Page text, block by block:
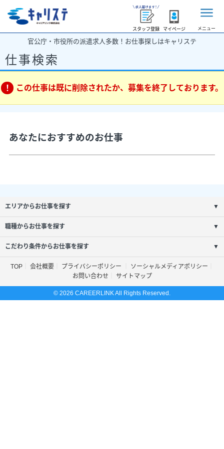
スタッフ登録 マイページ メニュー
官公庁・市役所の派遣求人多数！お仕事探しはキャリステ
仕事検索
この仕事は既に削除されたか、募集を終了しております。
あなたにおすすめのお仕事
エリアからお仕事を探す ▼
職種からお仕事を探す ▼
こだわり条件からお仕事を探す ▼
TOP 会社概要 プライバシーポリシー
ソーシャルメディアポリシー
お問い合わせ
サイトマップ
© 2026 CAREERLINK All Rights Reserved.